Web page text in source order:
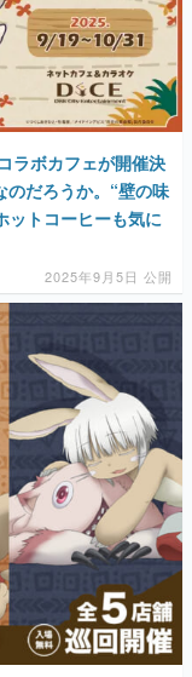
ラボカフェが開催決
のだろうか。“壁の味
ットコーヒーも気に
2025年9月5日 公開